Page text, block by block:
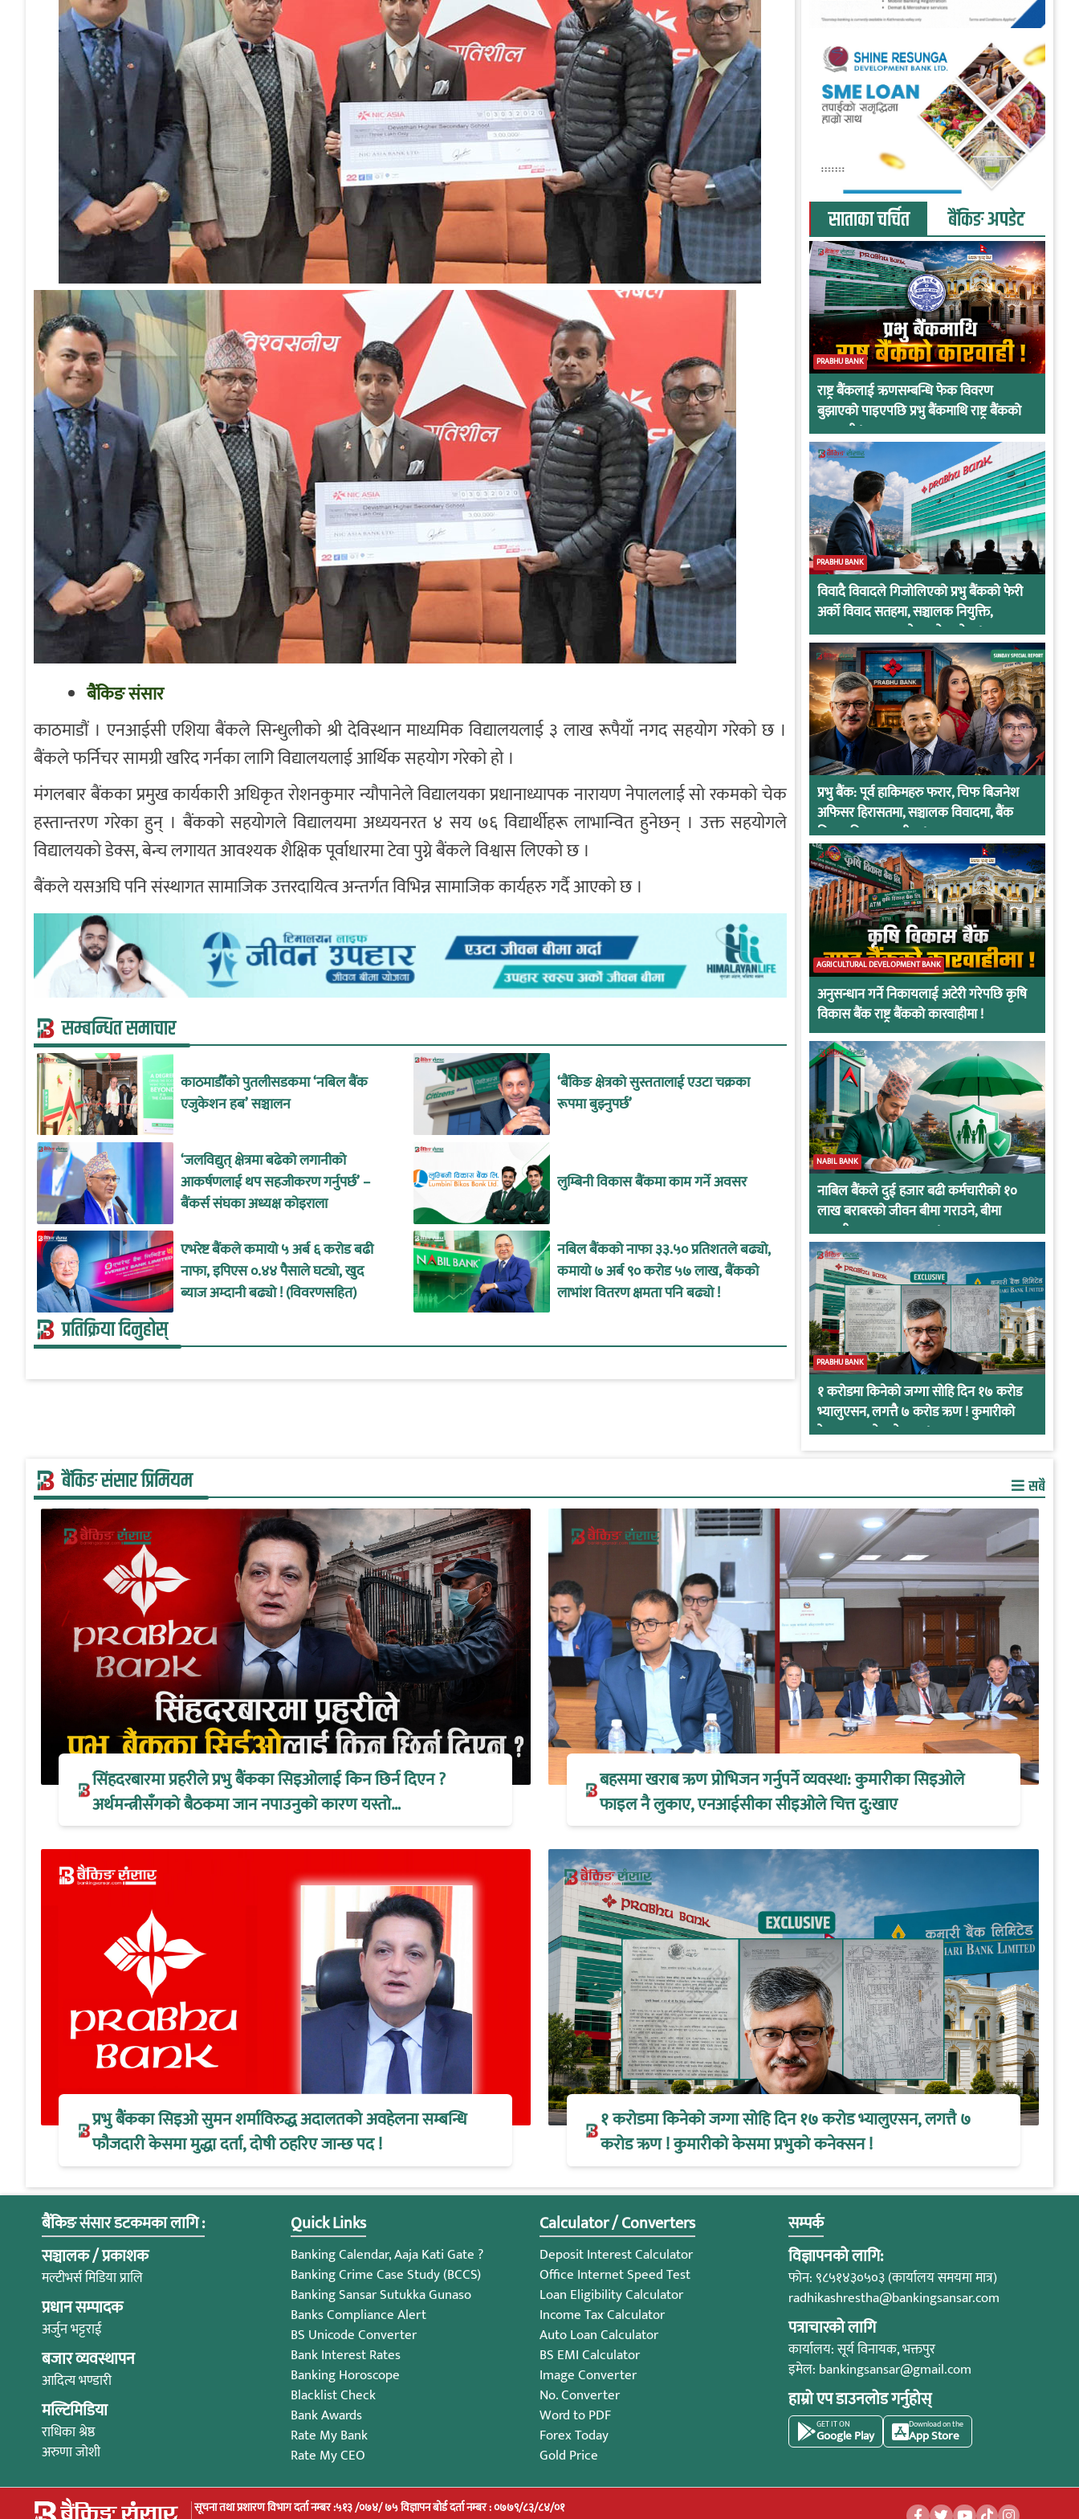
बैंकिङ संसार
काठमाडौं । एनआईसी एशिया बैंकले सिन्धुलीको श्री देविस्थान माध्यमिक विद्यालयलाई ३ लाख रूपैयाँ नगद सहयोग गरेको छ ।
बैंकले फर्निचर सामग्री खरिद गर्नका लागि विद्यालयलाई आर्थिक सहयोग गरेको हो ।
मंगलबार बैंकका प्रमुख कार्यकारी अधिकृत रोशनकुमार न्यौपानेले विद्यालयका प्रधानाध्यापक नारायण नेपाललाई सो रकमको चेक
हस्तान्तरण गरेका हुन् । बैंकको सहयोगले विद्यालयमा अध्ययनरत ४ सय ७६ विद्यार्थीहरू लाभान्वित हुनेछन् । उक्त सहयोगले
विद्यालयको डेक्स, बेन्च लगायत आवश्यक शैक्षिक पूर्वाधारमा टेवा पुग्ने बैंकले विश्वास लिएको छ ।
बैंकले यसअघि पनि संस्थागत सामाजिक उत्तरदायित्व अन्तर्गत विभिन्न सामाजिक कार्यहरु गर्दै आएको छ ।
सम्बन्धित समाचार
काठमाडौँको पुतलीसडकमा ‘नबिल बैंक
एजुकेशन हब’ सञ्चालन
‘बैंकिङ क्षेत्रको सुस्ततालाई एउटा चक्रका
रूपमा बुझ्नुपर्छ’
‘जलविद्युत् क्षेत्रमा बढेको लगानीको
आकर्षणलाई थप सहजीकरण गर्नुपर्छ’ –
बैंकर्स संघका अध्यक्ष कोइराला
लुम्बिनी विकास बैंकमा काम गर्ने अवसर
एभरेष्ट बैंकले कमायो ५ अर्ब ६ करोड बढी
नाफा, इपिएस ०.४४ पैसाले घट्यो, खुद
ब्याज अम्दानी बढ्यो ! (विवरणसहित)
नबिल बैंकको नाफा ३३.५० प्रतिशतले बढ्यो,
कमायो ७ अर्ब ९० करोड ५७ लाख, बैंकको
लाभांश वितरण क्षमता पनि बढ्यो !
प्रतिक्रिया दिनुहोस्
साताका चर्चित बैंकिङ अपडेट
PRABHU BANK
राष्ट्र बैंकलाई ऋणसम्बन्धि फेक विवरण
बुझाएको पाइएपछि प्रभु बैंकमाथि राष्ट्र बैंकको
कारवाही !
PRABHU BANK
विवादै विवादले गिजोलिएको प्रभु बैंकको फेरी
अर्को विवाद सतहमा, सञ्चालक नियुक्ति,
अनुसन्धान र सरुवाले तात्यो माहोल !
प्रभु बैंक: पूर्व हाकिमहरु फरार, चिफ बिजनेश
अफिसर हिरासतमा, सञ्चालक विवादमा, बैंक
नियामकीय कारवाहीमा !
AGRICULTURAL DEVELOPMENT BANK
अनुसन्धान गर्ने निकायलाई अटेरी गरेपछि कृषि
विकास बैंक राष्ट्र बैंकको कारवाहीमा !
NABIL BANK
नाबिल बैंकले दुई हजार बढी कर्मचारीको १०
लाख बराबरको जीवन बीमा गराउने, बीमा
कम्पनीबाट प्रस्ताव आह्वान !
PRABHU BANK
१ करोडमा किनेको जग्गा सोहि दिन १७ करोड
भ्यालुएसन, लगत्तै ७ करोड ऋण ! कुमारीको
केसमा प्रभुको कनेक्सन !
बैंकिङ संसार प्रिमियम सबै
सिंहदरबारमा प्रहरीले प्रभु बैंकका सिइओलाई किन छिर्न दिएन ?
अर्थमन्त्रीसँगको बैठकमा जान नपाउनुको कारण यस्तो…
बहसमा खराब ऋण प्रोभिजन गर्नुपर्ने व्यवस्था: कुमारीका सिइओले
फाइल नै लुकाए, एनआईसीका सीइओले चित्त दु:खाए
प्रभु बैंकका सिइओ सुमन शर्माविरुद्ध अदालतको अवहेलना सम्बन्धि
फौजदारी केसमा मुद्धा दर्ता, दोषी ठहरिए जान्छ पद !
१ करोडमा किनेको जग्गा सोहि दिन १७ करोड भ्यालुएसन, लगत्तै ७
करोड ऋण ! कुमारीको केसमा प्रभुको कनेक्सन !
बैंकिङ संसार डटकमका लागि :
सञ्चालक / प्रकाशक
मल्टीभर्स मिडिया प्रालि
प्रधान सम्पादक
अर्जुन भट्टराई
बजार व्यवस्थापन
आदित्य भण्डारी
मल्टिमिडिया
राधिका श्रेष्ठ
अरुणा जोशी
Quick Links
Banking Calendar, Aaja Kati Gate ?
Banking Crime Case Study (BCCS)
Banking Sansar Sutukka Gunaso
Banks Compliance Alert
BS Unicode Converter
Bank Interest Rates
Banking Horoscope
Blacklist Check
Bank Awards
Rate My Bank
Rate My CEO
Calculator / Converters
Deposit Interest Calculator
Office Internet Speed Test
Loan Eligibility Calculator
Income Tax Calculator
Auto Loan Calculator
BS EMI Calculator
Image Converter
No. Converter
Word to PDF
Forex Today
Gold Price
सम्पर्क
विज्ञापनको लागि:
फोन: ९८५१४३०५०३ (कार्यालय समयमा मात्र)
radhikashrestha@bankingsansar.com
पत्राचारको लागि
कार्यालय: सूर्य विनायक, भक्तपुर
इमेल: bankingsansar@gmail.com
हाम्रो एप डाउनलोड गर्नुहोस्
GET IT ON
Google Play
Download on the
App Store
सूचना तथा प्रशारण विभाग दर्ता नम्बर :५१३ /०७४/ ७५ विज्ञापन बोर्ड दर्ता नम्बर : ०७७९/८३/८४/०१